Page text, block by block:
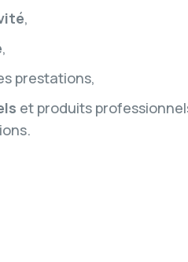
,
,
prestations,
et produits